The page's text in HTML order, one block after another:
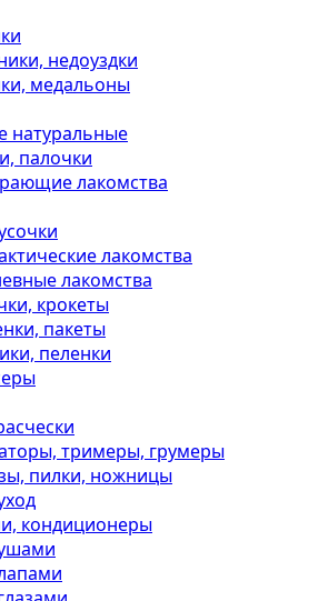
недоуздки
медальоны
натуральные
палочки
лакомства
лакомства
лакомства
крокеты
пакеты
пеленки
тримеры, грумеры
пилки, ножницы
кондиционеры